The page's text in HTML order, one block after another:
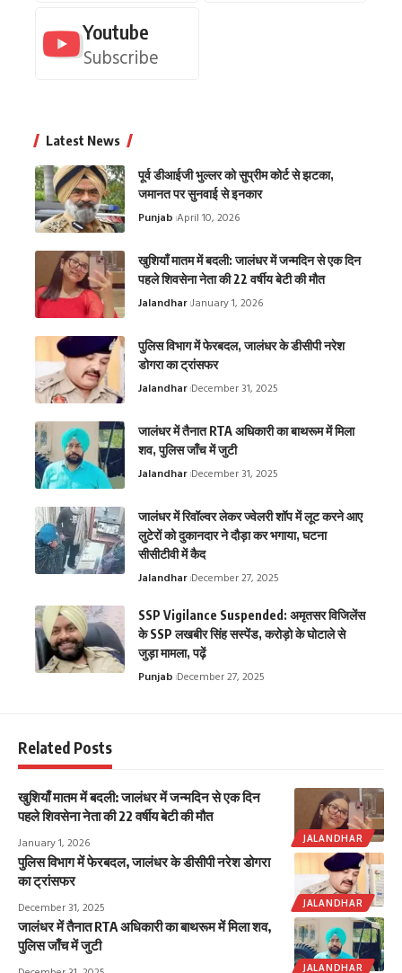
Youtube
Subscribe
Latest News
पूर्व डीआईजी भुल्लर को सुप्रीम कोर्ट से झटका,
जमानत पर सुनवाई से इनकार
Punjab April 10, 2026
खुशियाँ मातम में बदली: जालंधर में जन्मदिन से एक दिन
पहले शिवसेना नेता की 22 वर्षीय बेटी की मौत
Jalandhar January 1, 2026
पुलिस विभाग में फेरबदल, जालंधर के डीसीपी नरेश
डोगरा का ट्रांसफर
Jalandhar December 31, 2025
जालंधर में तैनात RTA अधिकारी का बाथरूम में मिला
शव, पुलिस जाँच में जुटी
Jalandhar December 31, 2025
जालंधर में रिवॉल्वर लेकर ज्वेलरी शॉप में लूट करने आए
लुटेरों को दुकानदार ने दौड़ा कर भगाया, घटना
सीसीटीवी में कैद
Jalandhar December 27, 2025
SSP Vigilance Suspended: अमृतसर विजिलेंस
के SSP लखबीर सिंह सस्पेंड, करोड़ो के घोटाले से
जुड़ा मामला, पढ़ें
Punjab December 27, 2025
Related Posts
JALANDHAR
खुशियाँ मातम में बदली: जालंधर में जन्मदिन से एक दिन
पहले शिवसेना नेता की 22 वर्षीय बेटी की मौत
January 1, 2026
JALANDHAR
पुलिस विभाग में फेरबदल, जालंधर के डीसीपी नरेश डोगरा
का ट्रांसफर
December 31, 2025
JALANDHAR
जालंधर में तैनात RTA अधिकारी का बाथरूम में मिला शव,
पुलिस जाँच में जुटी